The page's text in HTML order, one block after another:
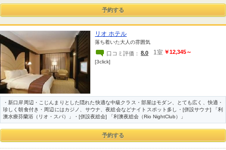
リオ ホテル
落ち着いた大人の雰囲気
口コミ評価： 8.0 1室 ￥12,345～
[3click]
・新口岸周辺・こじんまりとした隠れた快適な中級クラス・部屋はモダン、とても広く、快適・
珍しく朝食付き・周辺にはカジノ、サウナ、夜総会などナイトスポット多し・[併設サウナ] 「利
澳水療芬蘭浴（リオ・スパ）」・[併設夜総会] 「利澳夜総会（Rio NightClub）」